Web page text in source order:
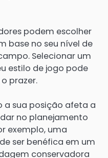
podem escolher
base no seu nível de
Selecionar um
estilo de jogo pode
prazer.
a sua posição afeta a
no planejamento
exemplo, uma
ser benéfica em um
conservadora